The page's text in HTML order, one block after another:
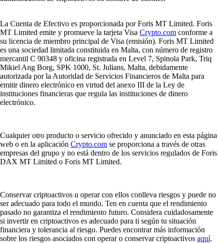
La Cuenta de Efectivo es proporcionada por Foris MT Limited. Foris
MT Limited emite y promueve la tarjeta Visa Crypto.com conforme a
su licencia de miembro principal de Visa (emisión). Foris MT Limited
es una sociedad limitada constituida en Malta, con número de registro
mercantil C 90348 y oficina registrada en Level 7, Spinola Park, Triq
Mikiel Ang Borg, SPK 1000, St. Julians, Malta, debidamente
autorizada por la Autoridad de Servicios Financieros de Malta para
emitir dinero electrónico en virtud del anexo III de la Ley de
instituciones financieras que regula las instituciones de dinero
electrónico.
Cualquier otro producto o servicio ofrecido y anunciado en esta página
web o en la aplicación Crypto.com se proporciona a través de otras
empresas del grupo y no está dentro de los servicios regulados de Foris
DAX MT Limited o Foris MT Limited.
Conservar criptoactivos u operar con ellos conlleva riesgos y puede no
ser adecuado para todo el mundo. Ten en cuenta que el rendimiento
pasado no garantiza el rendimiento futuro. Considera cuidadosamente
si invertir en criptoactivos es adecuado para ti según tu situación
financiera y tolerancia al riesgo. Puedes encontrar más información
sobre los riesgos asociados con operar o conservar criptoactivos aquí.